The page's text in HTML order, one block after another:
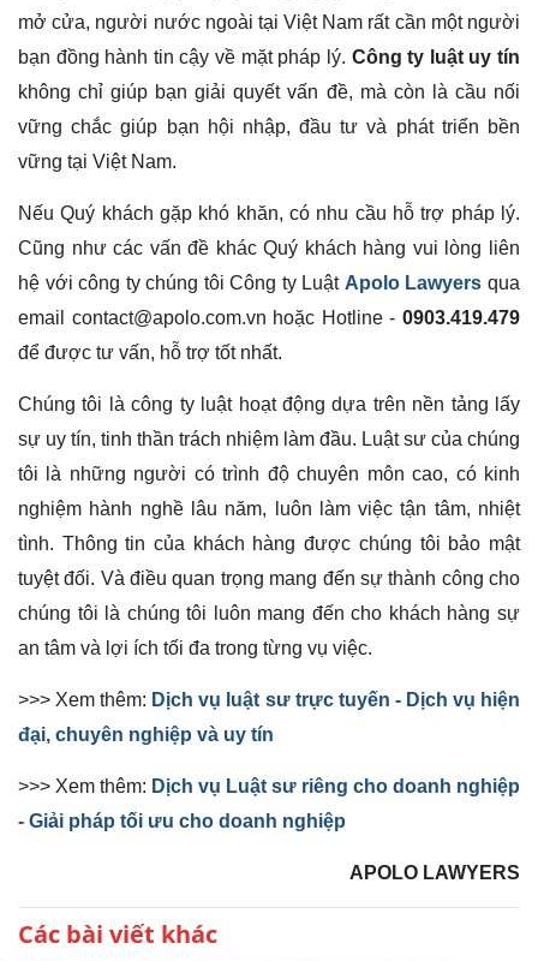
mở cửa, người nước ngoài tại Việt Nam rất cần một người
bạn đồng hành tin cậy về mặt pháp lý. Công ty luật uy tín
không chỉ giúp bạn giải quyết vấn đề, mà còn là cầu nối
vững chắc giúp bạn hội nhập, đầu tư và phát triển bền
vững tại Việt Nam.
Nếu Quý khách gặp khó khăn, có nhu cầu hỗ trợ pháp lý.
Cũng như các vấn đề khác Quý khách hàng vui lòng liên
hệ với công ty chúng tôi Công ty Luật Apolo Lawyers qua
email contact@apolo.com.vn hoặc Hotline - 0903.419.479
để được tư vấn, hỗ trợ tốt nhất.
Chúng tôi là công ty luật hoạt động dựa trên nền tảng lấy
sự uy tín, tinh thần trách nhiệm làm đầu. Luật sư của chúng
tôi là những người có trình độ chuyên môn cao, có kinh
nghiệm hành nghề lâu năm, luôn làm việc tận tâm, nhiệt
tình. Thông tin của khách hàng được chúng tôi bảo mật
tuyệt đối. Và điều quan trọng mang đến sự thành công cho
chúng tôi là chúng tôi luôn mang đến cho khách hàng sự
an tâm và lợi ích tối đa trong từng vụ việc.
>>> Xem thêm: Dịch vụ luật sư trực tuyến - Dịch vụ hiện
đại, chuyên nghiệp và uy tín
>>> Xem thêm: Dịch vụ Luật sư riêng cho doanh nghiệp
- Giải pháp tối ưu cho doanh nghiệp
APOLO LAWYERS
Các bài viết khác